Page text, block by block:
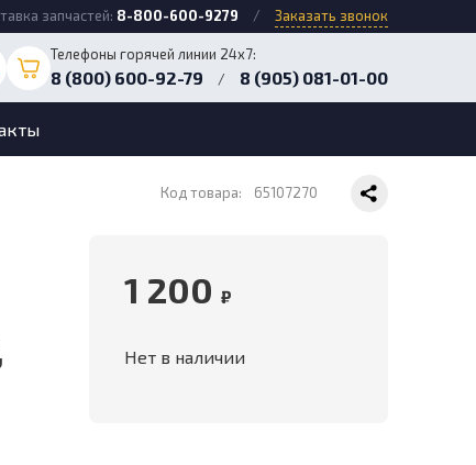
запчастей: 8-800-600-9279 / Заказать звонок
Телефоны горячей линии 24х7:
8 (800) 600-92-79 / 8 (905) 081-01-00
Код товара: 65107270
1 200 ₽
Нет в наличии